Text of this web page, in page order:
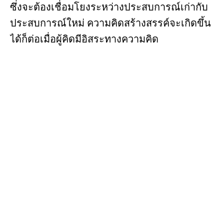
ซึ่งจะต้องเชื่อมโยงระหว่างประสบการณ์เก่ากับ
ประสบการณ์ใหม่ ความคิดสร้างสรรค์จะเกิดขึ้น
ได้ก็ต่อเมื่อผู้คิดมีอิสระทางความคิด